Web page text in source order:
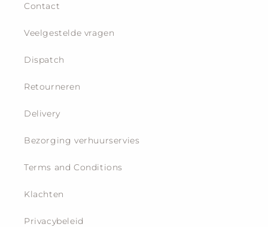
Contact
Veelgestelde vragen
Dispatch
Retourneren
Delivery
Bezorging verhuurservies
Terms and Conditions
Klachten
Privacybeleid